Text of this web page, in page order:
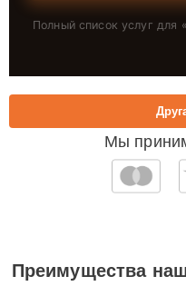
Полный список услуг для «
Мы
Преимущества